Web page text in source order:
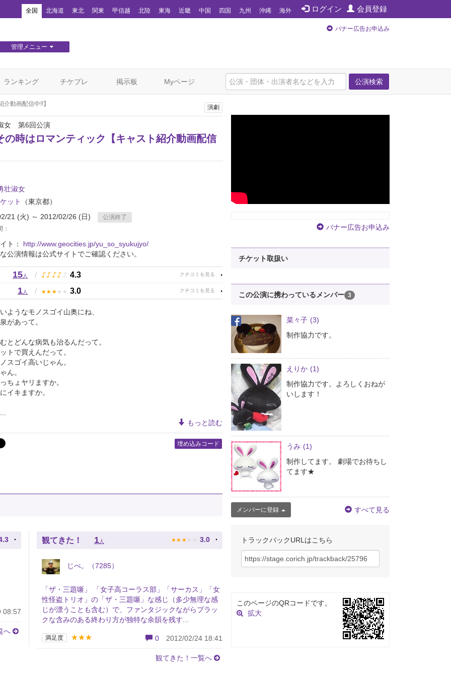
ログイン 会員登録
全国 北海道 東北 関東 甲信越 北陸 東海 近畿 中国 四国 九州 沖縄 海外
管理メニュー
バナー広告お申込み
公演検索
ランキング チケプレ 掲示板 Myページ
動画配信中!!】 演劇
女 第6回公演
の時はロマンティック【キャスト紹介動画配信
壮淑女
ット
（東京都）
21 (火) ～ 2012/02/26 (日)
公演終了
ト： http://www.geocities.jp/yu_so_syukujyo/
公演情報は公式サイトでご確認ください。
15人 / ♪ ♪ ♪ ♪ ♪ 4.3
1人 / ★ ★ ★ ★ ★ 3.0
ようなモノスゴイ山奥にね、
があって。
とどんな病気も治るんだって。
トで買えんだって。
スゴイ高いじゃん。
ん。
ちょヤリますか。
イキますか。
もっと読む
埋め込みコード
へ
観てきた！ 1 人 ★ ★ ★ ★ ★ 3.0
じべ。（7285）
「ザ・三題噺」 「女子高コーラス部」「サーカス」「女
性怪盗トリオ」の「ザ・三題噺」な感じ（多少無理な感
じが漂うことも含む）で、ファンタジックながらブラッ
クな含みのある終わり方が独特な余韻を残す...
満足度 ★★★ 0 2012/02/24 18:41
観てきた！一覧へ
バナー広告お申込み
チケット取扱い
この公演に携わっているメンバー 3
菜々子 (3)
制作協力です。
えりか (1)
制作協力です。よろしくおねが
いします！
うみ (1)
制作してます。 劇場でお待ちし
てます★
メンバーに登録 すべて見る
トラックバックURLはこちら
このページのQRコードです。
拡大